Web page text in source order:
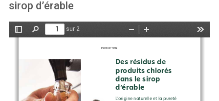
sirop d’érable
Afficher/Masquer
Rechercher
sur 2
Outils
ZoomZoom
PRODUCTION
Des résidus de
produits chlorés
dans le sirop
d’érable
L’origine naturelle et la pureté